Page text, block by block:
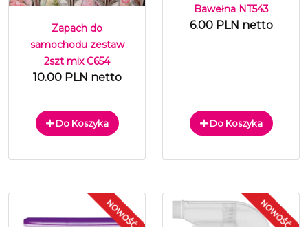
Zapach do
samochodu zestaw
2szt mix C654
10.00 PLN netto
Do Koszyka
Bawełna NT543
6.00 PLN netto
Do Koszyka